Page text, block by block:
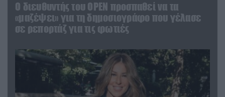
O διευθυντής του OPEN προσπαθεί να τα
«μαζέψει» για τη δημοσιογράφο που γέλασε
σε ρεπορτάζ για τις φωτιές